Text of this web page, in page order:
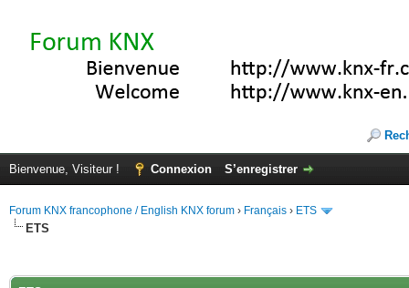
Bienvenue, Visiteur ! Connexion S’enregistrer
Forum KNX francophone / English KNX forum › Français › ETS
ETS